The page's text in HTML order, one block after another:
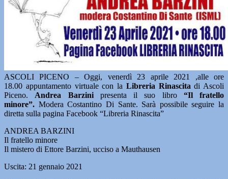
ASCOLI PICENO – Oggi, venerdì 23 aprile 2021 ,alle ore
18.00 appuntamento virtuale con la Libreria Rinascita di Ascoli
Piceno. Andrea Barzinipresenta il suo libro “Il fratello
minore”. Modera Costantino Di Sante. Sarà possibile seguire la
diretta sulla pagina Facebook “Libreria Rinascita”
ANDREA BARZINI
Il fratello minore
Il mistero di Ettore Barzini, ucciso a Mauthausen
Uscita: 21 gennaio 2021